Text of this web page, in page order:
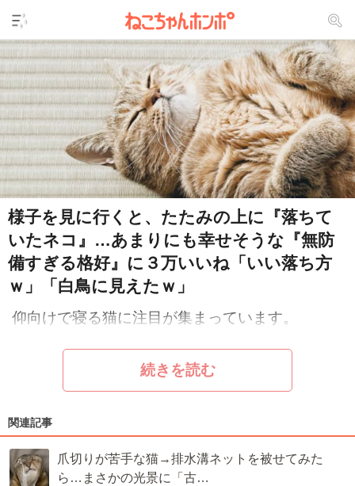
様子を見に行くと、たたみの上に『落ちて
いたネコ』…あまりにも幸せそうな『無防
備すぎる格好』に３万いいね「いい落ち方
ｗ」「白鳥に見えたｗ」
仰向けで寝る猫に注目が集まっています。
続きを読む
関連記事
爪切りが苦手な猫→排水溝ネットを被せてみた
ら…まさかの光景に「古…